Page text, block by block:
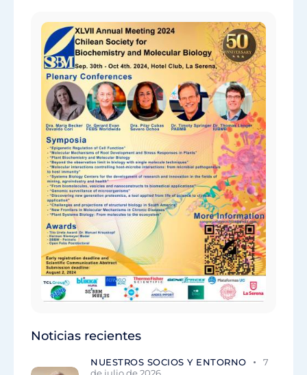
Noticias recientes
NUESTROS SOCIOS Y ENTORNO
7